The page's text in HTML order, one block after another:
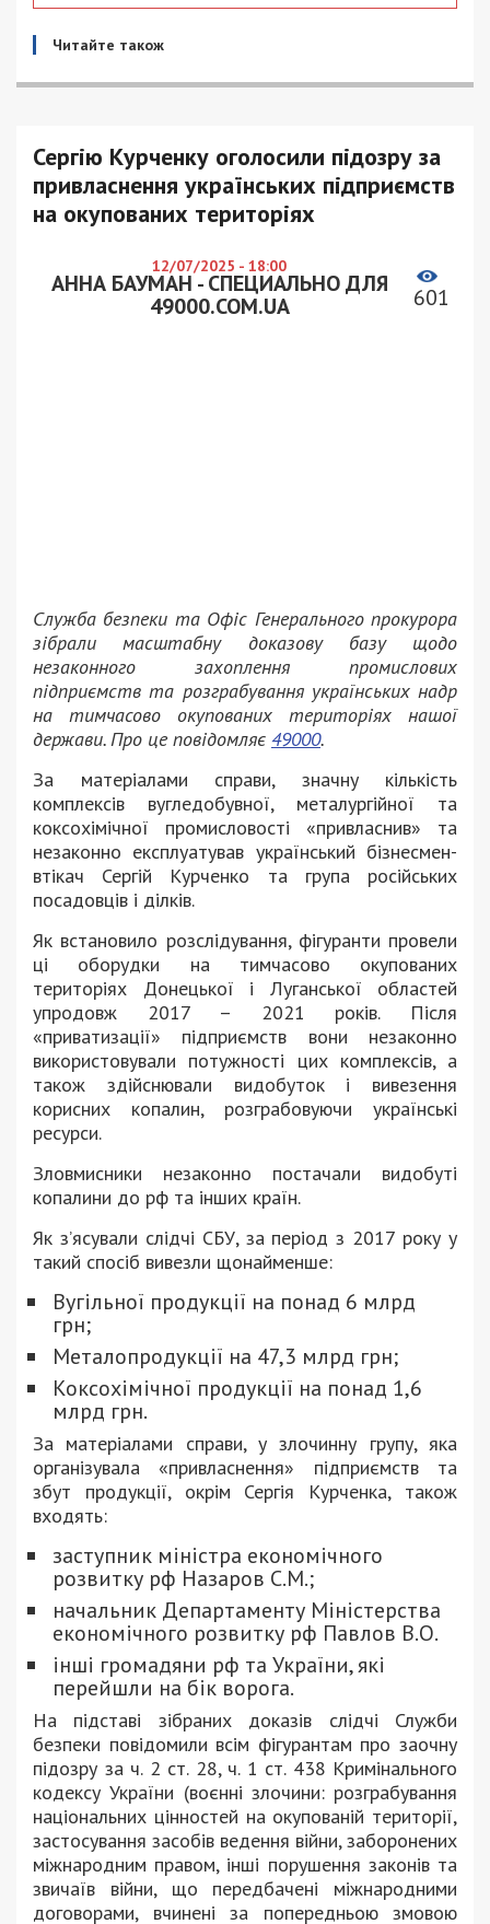
Читайте також
Сергію Курченку оголосили підозру за
привласнення українських підприємств
на окупованих територіях
12/07/2025 - 18:00
АННА БАУМАН - СПЕЦИАЛЬНО ДЛЯ
49000.COM.UA
601
Служба безпеки та Офіс Генерального прокурора
зібрали масштабну доказову базу щодо
незаконного захоплення промислових
підприємств та розграбування українських надр
на тимчасово окупованих територіях нашої
держави. Про це повідомляє 49000.
За матеріалами справи, значну кількість
комплексів вугледобувної, металургійної та
коксохімічної промисловості «привласнив» та
незаконно експлуатував український бізнесмен-
втікач Сергій Курченко та група російських
посадовців і ділків.
Як встановило розслідування, фігуранти провели
ці оборудки на тимчасово окупованих
територіях Донецької і Луганської областей
упродовж 2017 – 2021 років. Після
«приватизації» підприємств вони незаконно
використовували потужності цих комплексів, а
також здійснювали видобуток і вивезення
корисних копалин, розграбовуючи українські
ресурси.
Зловмисники незаконно постачали видобуті
копалини до рф та інших країн.
Як з’ясували слідчі СБУ, за період з 2017 року у
такий спосіб вивезли щонайменше:
Вугільної продукції на понад 6 млрд
грн;
Металопродукції на 47,3 млрд грн;
Коксохімічної продукції на понад 1,6
млрд грн.
За матеріалами справи, у злочинну групу, яка
організувала «привласнення» підприємств та
збут продукції, окрім Сергія Курченка, також
входять:
заступник міністра економічного
розвитку рф Назаров С.М.;
начальник Департаменту Міністерства
економічного розвитку рф Павлов В.О.
інші громадяни рф та України, які
перейшли на бік ворога.
На підставі зібраних доказів слідчі Служби
безпеки повідомили всім фігурантам про заочну
підозру за ч. 2 ст. 28, ч. 1 ст. 438 Кримінального
кодексу України (воєнні злочини: розграбування
національних цінностей на окупованій території,
застосування засобів ведення війни, заборонених
міжнародним правом, інші порушення законів та
звичаїв війни, що передбачені міжнародними
договорами, вчинені за попередньою змовою